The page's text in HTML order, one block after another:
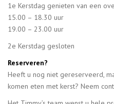
1e Kerstdag genieten van een
15.00 – 18.30 uur
19.00 – 23.00 uur
2e Kerstdag gesloten
Reserveren?
Heeft u nog niet gereserveerd,
komen eten met kerst? Neem